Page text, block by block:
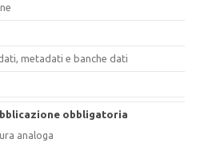
metadati e banche dati
obbligatoria
analoga